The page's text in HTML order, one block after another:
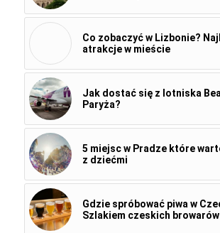
Co zobaczyć w Lizbonie?
atrakcje w mieście
Jak dostać się z lotniska
Paryża?
5 miejsc w Pradze które
z dziećmi
Gdzie spróbować piwa w
Szlakiem czeskich browarów